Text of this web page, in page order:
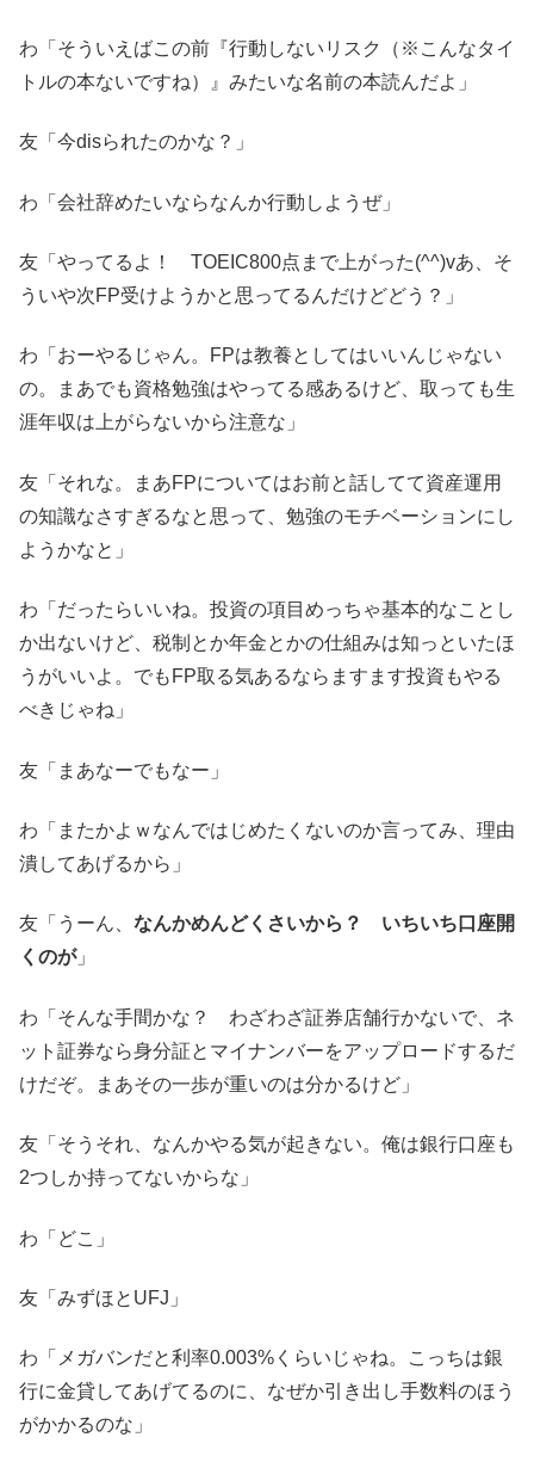
わ「そういえばこの前『行動しないリスク（※こんなタイ
トルの本ないですね）』みたいな名前の本読んだよ」
友「今disられたのかな？」
わ「会社辞めたいならなんか行動しようぜ」
友「やってるよ！ TOEIC800点まで上がった(^^)vあ、そ
ういや次FP受けようかと思ってるんだけどどう？」
わ「おーやるじゃん。FPは教養としてはいいんじゃない
の。まあでも資格勉強はやってる感あるけど、取っても生
涯年収は上がらないから注意な」
友「それな。まあFPについてはお前と話してて資産運用
の知識なさすぎるなと思って、勉強のモチベーションにし
ようかなと」
わ「だったらいいね。投資の項目めっちゃ基本的なことし
か出ないけど、税制とか年金とかの仕組みは知っといたほ
うがいいよ。でもFP取る気あるならますます投資もやる
べきじゃね」
友「まあなーでもなー」
わ「またかよｗなんではじめたくないのか言ってみ、理由
潰してあげるから」
友「うーん、 なんかめんどくさいから？ いちいち口座開
くのが」
わ「そんな手間かな？ わざわざ証券店舗行かないで、ネ
ット証券なら身分証とマイナンバーをアップロードするだ
けだぞ。まあその一歩が重いのは分かるけど」
友「そうそれ、なんかやる気が起きない。俺は銀行口座も
2つしか持ってないからな」
わ「どこ」
友「みずほとUFJ」
わ「メガバンだと利率0.003%くらいじゃね。こっちは銀
行に金貸してあげてるのに、なぜか引き出し手数料のほう
がかかるのな」